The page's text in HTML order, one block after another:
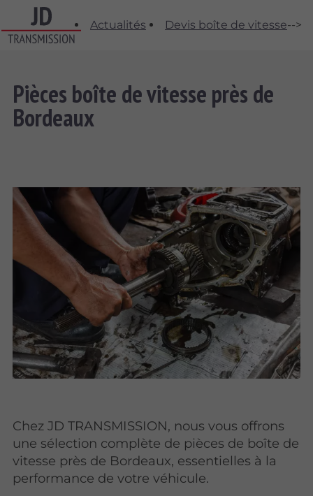
Actualités Devis boîte de vitesse-->
Pièces boîte de vitesse près de
Bordeaux
Chez JD TRANSMISSION, nous vous offrons
une sélection complète de pièces de boîte de
vitesse près de Bordeaux, essentielles à la
performance de votre véhicule.